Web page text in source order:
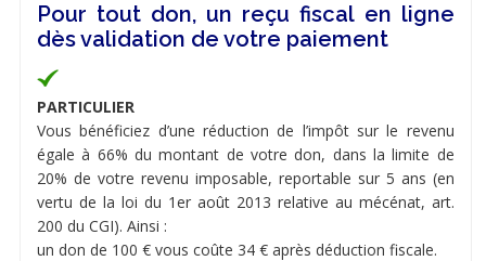
Pour tout don, un reçu fiscal en ligne
dès validation de votre paiement
PARTICULIER
Vous bénéficiez d’une réduction de l’impôt sur le revenu
égale à 66% du montant de votre don, dans la limite de
20% de votre revenu imposable, reportable sur 5 ans (en
vertu de la loi du 1er août 2013 relative au mécénat, art.
200 du CGI). Ainsi :
un don de 100 € vous coûte 34 € après déduction fiscale.